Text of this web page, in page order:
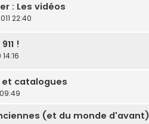
: Les vidéos
22:40
!
et catalogues
(et du monde d'avant)